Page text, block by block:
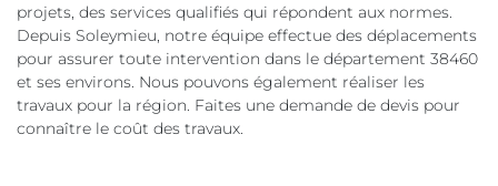
projets, des services qualifiés qui répondent aux normes.
Depuis Soleymieu, notre équipe effectue des déplacements
pour assurer toute intervention dans le département 38460
et ses environs. Nous pouvons également réaliser les
travaux pour la région. Faites une demande de devis pour
connaître le coût des travaux.